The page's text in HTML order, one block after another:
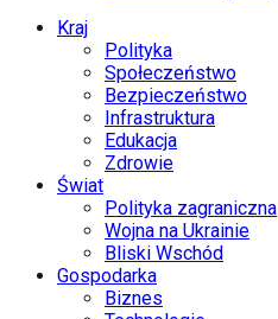
Kraj
Polityka
Społeczeństwo
Bezpieczeństwo
Infrastruktura
Edukacja
Zdrowie
Świat
Polityka zagraniczna
Wojna na Ukrainie
Bliski Wschód
Gospodarka
Biznes